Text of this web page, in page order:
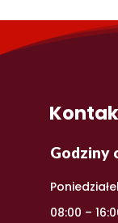
Godziny
08:00 –